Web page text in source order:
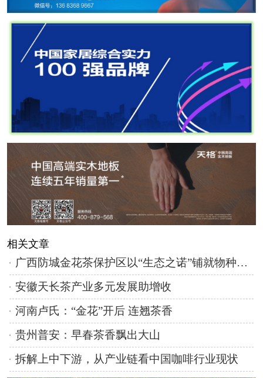
相关文章
广西防城金花茶保护区以“生态之诺”铺就物种回归路
安徽天长茶产业多元发展助增收
河南卢氏：“金花”开后 连翘茶香
贵州普安：早春茶香飘出大山
拆解上中下游，从产业链看中国咖啡行业现状